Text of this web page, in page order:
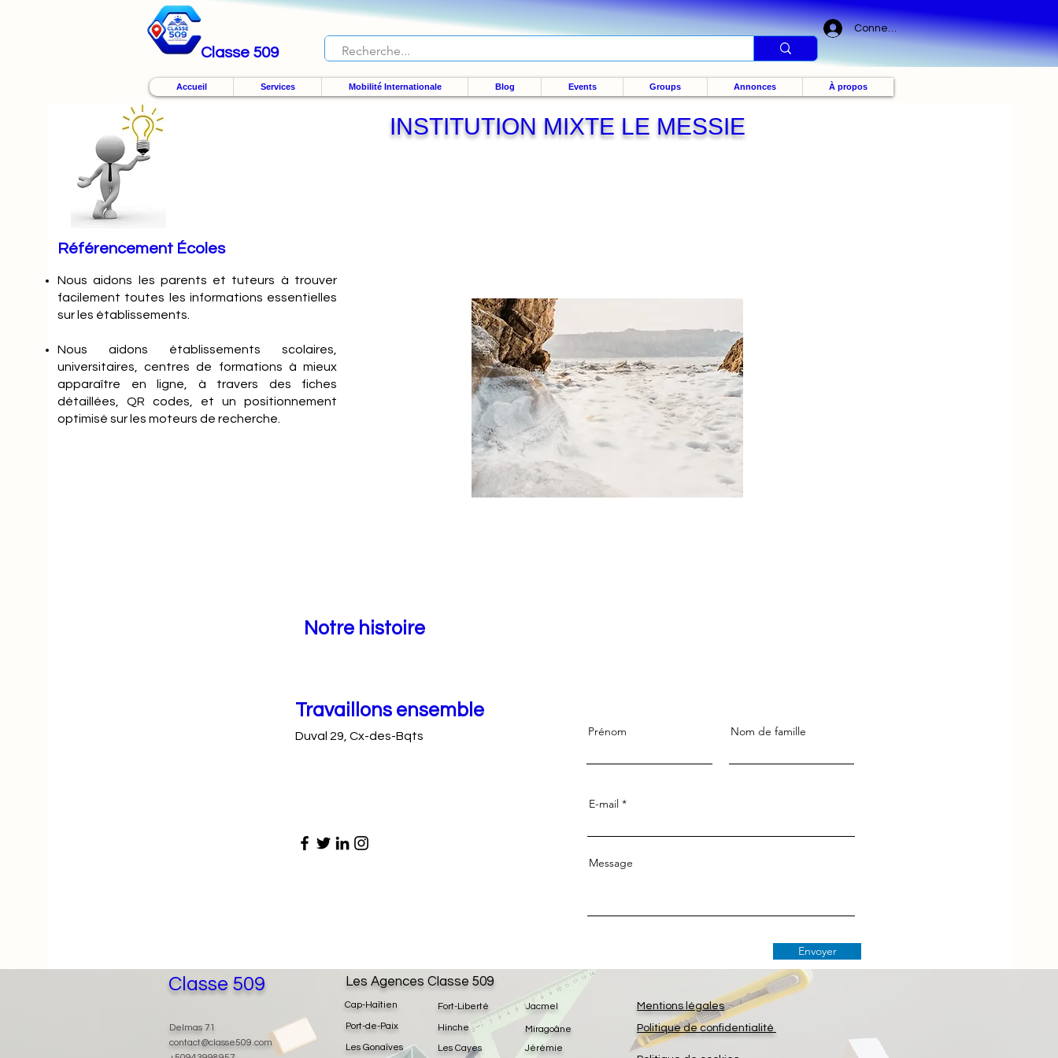
Classe 509
Connexion
Accueil Services Mobilité Internationale Blog Events Groups Annonces À propos
Référencement Écoles
Nousaidons les parents et tuteurs à trouver
facilement toutes les informations essentielles
sur les établissements.
Nous aidons établissements scolaires,
universitaires, centres de formations à mieux
apparaître en ligne, à travers des fiches
détaillées, QR codes, et un positionnement
optimisé sur les moteurs de recherche.
INSTITUTION MIXTE LE MESSIE
Notre histoire
Travaillons ensemble
Duval 29, Cx-des-Bqts Prénom Nom de famille
E-mail
Message
Envoyer
Classe 509
Delmas 71
contact@classe509.com
Fort-Liberté
Hinche
Les Cayes
Jacmel
Jérémie
Miragoâne
Les Agences Classe 509
Cap-Haïtien
Port-de-Paix
Les Gonaïves
Mentions légales
Politique de confidentialité